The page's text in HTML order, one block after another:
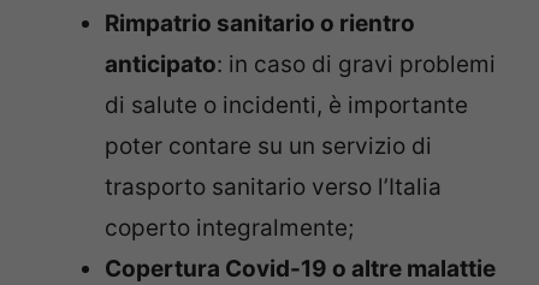
Rimpatrio sanitario o rientro
anticipato: in caso di gravi problemi
di salute o incidenti, è importante
poter contare su un servizio di
trasporto sanitario verso l’Italia
coperto integralmente;
Copertura Covid-19 o altre malattie